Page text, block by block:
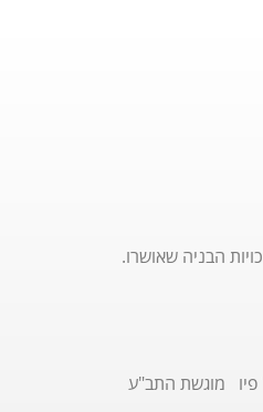
הבניה שאושרו.
פיו מוגשת התב"ע